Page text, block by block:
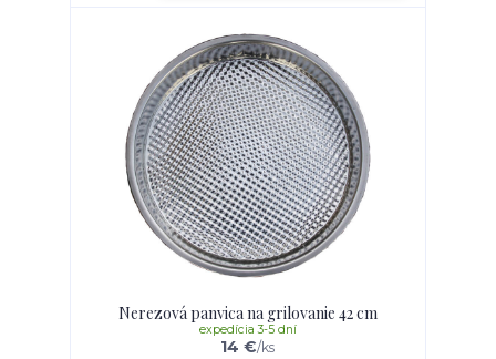
Nerezová panvica na grilovanie 42 cm
14 €/ks
expedícia 3-5 dní